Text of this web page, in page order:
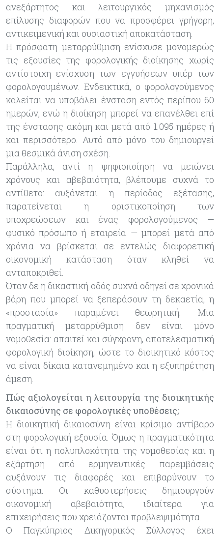
ανεξάρτητος και λειτουργικός μηχανισμός
επίλυσης διαφορών που να προσφέρει γρήγορη,
αντικειμενική και ουσιαστική αποκατάσταση.
Η πρόσφατη μεταρρύθμιση ενίσχυσε μονομερώς
τις εξουσίες της φορολογικής διοίκησης χωρίς
αντίστοιχη ενίσχυση των εγγυήσεων υπέρ των
φορολογουμένων. Ενδεικτικά, ο φορολογούμενος
καλείται να υποβάλει ένσταση εντός περίπου 60
ημερών, ενώ η διοίκηση μπορεί να επανέλθει επί
της ένστασης ακόμη και μετά από 1.095 ημέρες ή
και περισσότερο. Αυτό από μόνο του δημιουργεί
μια θεσμικά άνιση σχέση.
Παράλληλα, αντί η ψηφιοποίηση να μειώνει
χρόνους και αβεβαιότητα, βλέπουμε συχνά το
αντίθετο: αυξάνεται η περίοδος εξέτασης,
παρατείνεται η οριστικοποίηση των
υποχρεώσεων και ένας φορολογούμενος —
φυσικό πρόσωπο ή εταιρεία — μπορεί μετά από
χρόνια να βρίσκεται σε εντελώς διαφορετική
οικονομική κατάσταση όταν κληθεί να
ανταποκριθεί.
Όταν δε η δικαστική οδός συχνά οδηγεί σε χρονικά
βάρη που μπορεί να ξεπεράσουν τη δεκαετία, η
«προστασία» παραμένει θεωρητική. Μια
πραγματική μεταρρύθμιση δεν είναι μόνο
νομοθεσία: απαιτεί και σύγχρονη, αποτελεσματική
φορολογική διοίκηση, ώστε το διοικητικό κόστος
να είναι δίκαια κατανεμημένο και η εξυπηρέτηση
άμεση.
Πώς αξιολογείται η λειτουργία της διοικητικής
δικαιοσύνης σε φορολογικές υποθέσεις;
Η διοικητική δικαιοσύνη είναι κρίσιμο αντίβαρο
στη φορολογική εξουσία. Όμως η πραγματικότητα
είναι ότι η πολυπλοκότητα της νομοθεσίας και η
εξάρτηση από ερμηνευτικές παρεμβάσεις
αυξάνουν τις διαφορές και επιβαρύνουν το
σύστημα. Οι καθυστερήσεις δημιουργούν
οικονομική αβεβαιότητα, ιδιαίτερα για
επιχειρήσεις που χρειάζονται προβλεψιμότητα.
Ο Παγκύπριος Δικηγορικός Σύλλογος έχει